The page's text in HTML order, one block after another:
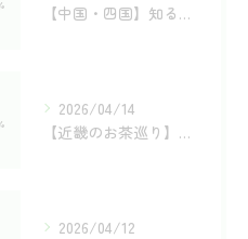
【中国・四国】知る人ぞ知る銘茶の宝庫！旅するように楽しむお茶巡り
2026/04/14
【近畿のお茶巡り】歴史と風土が育む名茶4選（大和・川添・丹波・母子）
2026/04/12